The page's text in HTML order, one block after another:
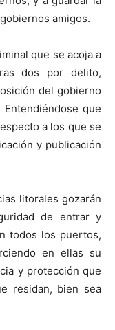
amigos.
que se acoja a
dos por delito,
del gobierno
que
a los que se
y publicación
litorales gozarán
de entrar y
todos los puertos,
en ellas su
y protección que
residan, bien sea